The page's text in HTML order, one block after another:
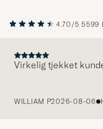
4.70/5 5599
Virkelig tjekket
WILLIAM P2026-08-06